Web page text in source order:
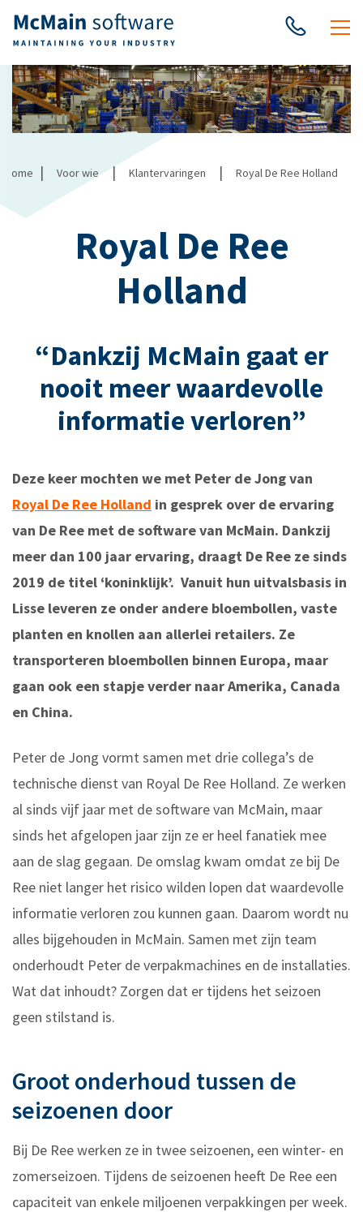
Home | Voor wie | Klantervaringen | Royal De Ree Holland
Royal De Ree
Holland
“Dankzij McMain gaat er
nooit meer waardevolle
informatie verloren”
Deze keer mochten we met Peter de Jong van
Royal De Ree Holland in gesprek over de ervaring
van De Ree met de software van McMain. Dankzij
meer dan 100 jaar ervaring, draagt De Ree ze sinds
2019 de titel ‘koninklijk’. Vanuit hun uitvalsbasis in
Lisse leveren ze onder andere bloembollen, vaste
planten en knollen aan allerlei retailers. Ze
transporteren bloembollen binnen Europa, maar
gaan ook een stapje verder naar Amerika, Canada
en China.
Peter de Jong vormt samen met drie collega’s de
technische dienst van Royal De Ree Holland. Ze werken
al sinds vijf jaar met de software van McMain, maar
sinds het afgelopen jaar zijn ze er heel fanatiek mee
aan de slag gegaan. De omslag kwam omdat ze bij De
Ree niet langer het risico wilden lopen dat waardevolle
informatie verloren zou kunnen gaan. Daarom wordt nu
alles bijgehouden in McMain. Samen met zijn team
onderhoudt Peter de verpakmachines en de installaties.
Wat dat inhoudt? Zorgen dat er tijdens het seizoen
geen stilstand is.
Groot onderhoud tussen de
seizoenen door
Bij De Ree werken ze in twee seizoenen, een winter- en
zomerseizoen. Tijdens de seizoenen heeft De Ree een
capaciteit van enkele miljoenen verpakkingen per week.